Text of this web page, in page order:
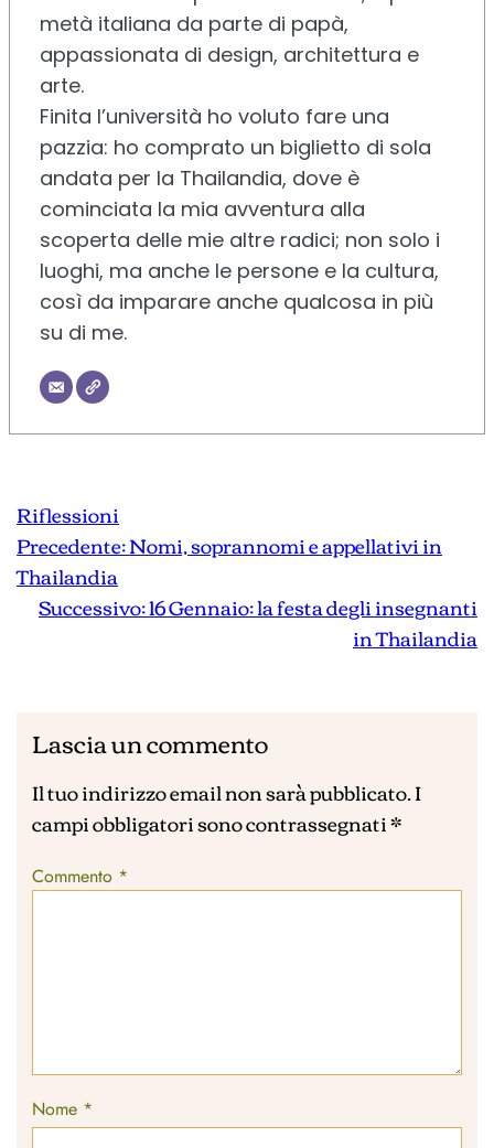
metà italiana da parte di papà,
appassionata di design, architettura e
arte.
Finita l’università ho voluto fare una
pazzia: ho comprato un biglietto di sola
andata per la Thailandia, dove è
cominciata la mia avventura alla
scoperta delle mie altre radici; non solo i
luoghi, ma anche le persone e la cultura,
così da imparare anche qualcosa in più
su di me.
Riflessioni
Precedente:Nomi, soprannomi e appellativi in
Thailandia
Successivo:16 Gennaio: la festa degli insegnanti
in Thailandia
Lascia un commento
Il tuo indirizzo email non sarà pubblicato.I
campi obbligatori sono contrassegnati*
Commento *
Nome *